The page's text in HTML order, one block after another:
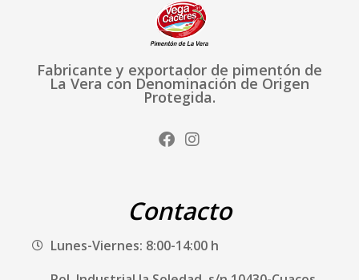
Fabricante y exportador de pimentón de
La Vera con Denominación de Origen
Protegida.
Facebook
I
n
a
g
a
Contacto
Lunes-Viernes: 8:00-14:00 h